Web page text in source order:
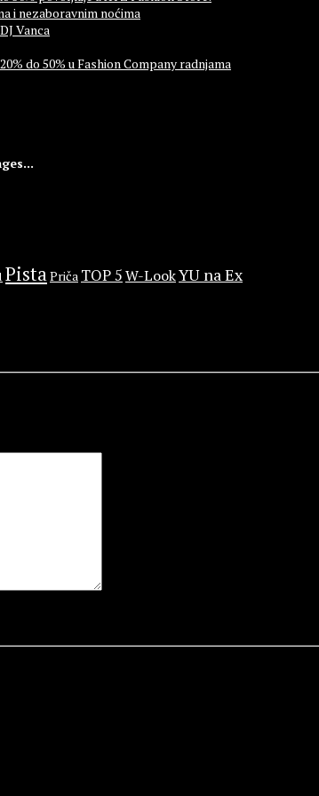
i nezaboravnim noćima
Vanca
do 50% u Fashion Company radnjama
PistaPriča TOP 5W-LookYU na Ex